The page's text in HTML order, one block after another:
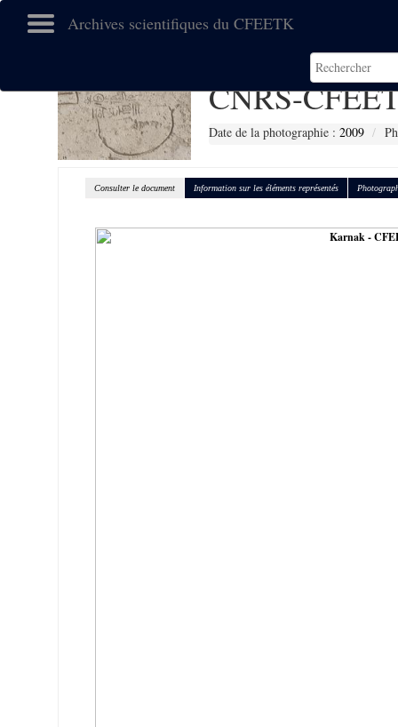
Archives scientifiques du CFEETK
CNRS-
Date de la photographie :2009
Consulter le document Information sur les éléments représentés